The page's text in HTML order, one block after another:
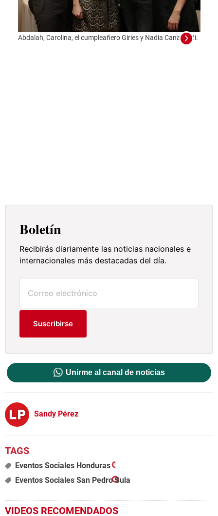
Abdalah, Carolina, el cumpleañero Giries y Nadia Canahuati.
Boletín
Recibirás diariamente las noticias nacionales e
internacionales más destacadas del día.
Suscribirse
Unirme al canal de noticias
Sandy Pérez
Eventos Sociales Honduras
Eventos Sociales San Pedro Sula
VIDEOS RECOMENDADOS